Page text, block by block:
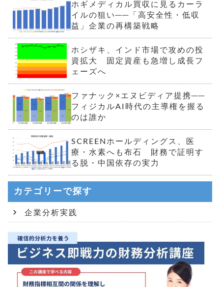
ホギメディカル買収に見るカーラ
イルの狙い──「高安全性・低収
益」企業の再構築戦略
ホシザキ、インド市場で攻めの投
資拡大 固定資産も急増し成長フ
ェーズへ
ファナック×エヌビディア提携──
フィジカルAI時代の主導権を握る
のは誰か
SCREENホールディングス、医
療・水素へも布石 財務で証明す
る脱・中国依存の実力
カテゴリーで探す
企業分析実践